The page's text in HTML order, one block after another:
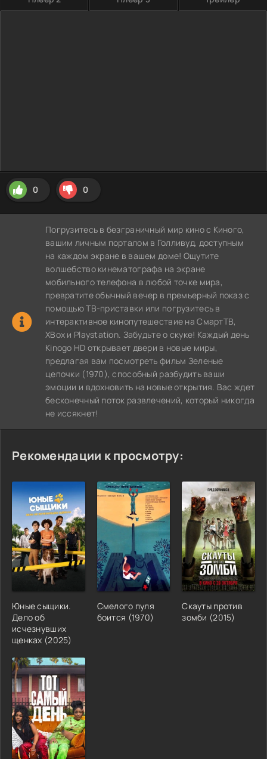
0 0
Погрузитесь в безграничный мир кино с Киного,
вашим личным порталом в Голливуд, доступным
на каждом экране в вашем доме! Ощутите
волшебство кинематографа на экране
мобильного телефона в любой точке мира,
превратите обычный вечер в премьерный показ с
помощью ТВ-приставки или погрузитесь в
интерактивное кинопутешествие на СмартТВ,
XBox и Playstation. Забудьте о скуке! Каждый день
Kinogo HD открывает двери в новые миры,
предлагая вам посмотреть фильм Зеленые
цепочки (1970), способный разбудить ваши
эмоции и вдохновить на новые открытия. Вас ждет
бесконечный поток развлечений, который никогда
не иссякнет!
Рекомендации к просмотру:
Юные сыщики.
Дело об
исчезнувших
щенках (2025)
Смелого пуля
боится (1970)
Скауты против
зомби (2015)